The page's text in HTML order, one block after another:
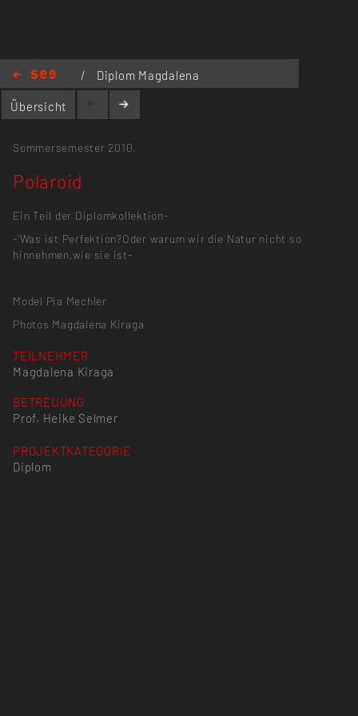
/
Diplom Magdalena
Kiraga / Polaroid
Übersicht
Sommersemester 2010,
Polaroid
Ein Teil der Diplomkollektion-
-`Was ist Perfektion?Oder warum wir die Natur nicht so
hinnehmen,wie sie ist-
Model Pia Mechler
Photos Magdalena Kiraga
TEILNEHMER
Magdalena Kiraga
BETREUUNG
Prof. Heike Selmer
PROJEKTKATEGORIE
Diplom